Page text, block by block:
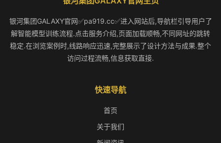
银河集团GALAXY官网✅pa919.cc✅进入网站后,导航栏引导用户了
解智能模型训练流程.点击服务介绍,页面加载顺畅,不同网址的跳转
稳定.在浏览案例时,线路响应迅速,完整展示了设计方法与成果.整个
访问过程流畅,信息获取直接.
快速导航
首页
关于我们